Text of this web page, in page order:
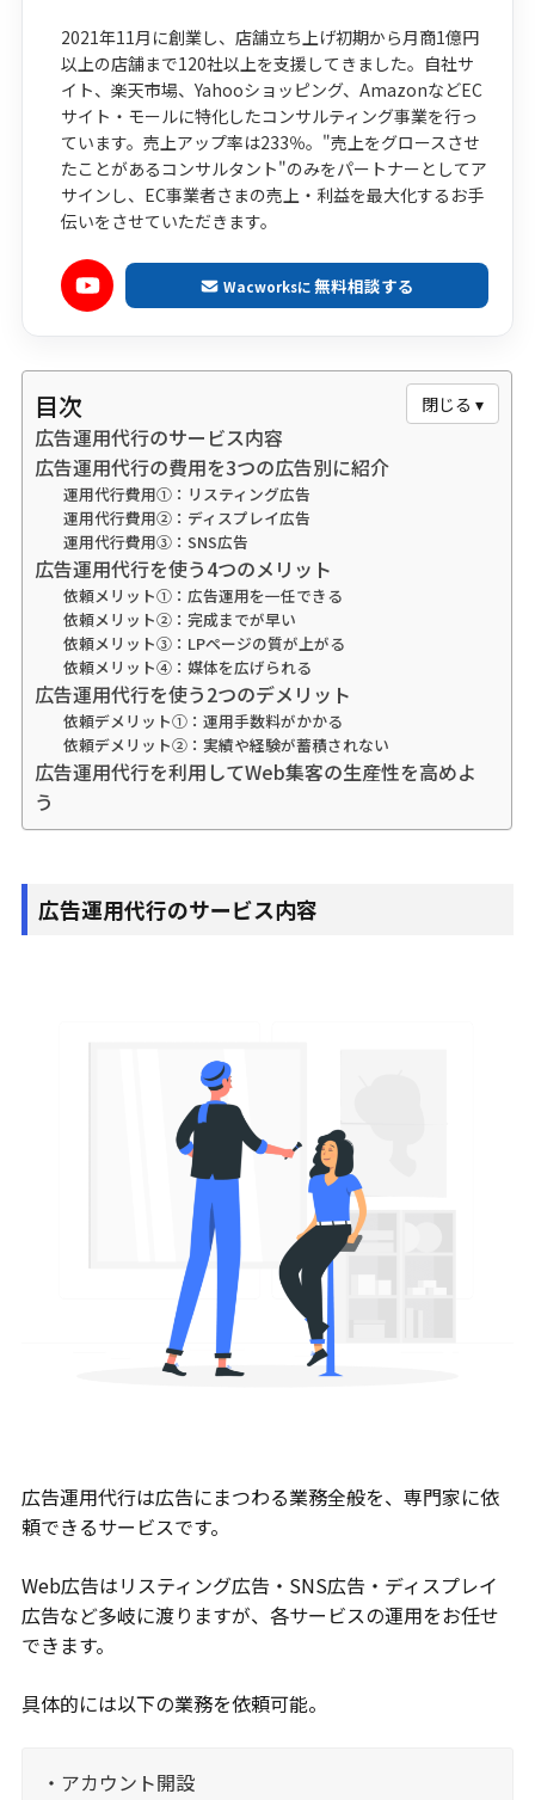
2021年11月に創業し、店舗立ち上げ初期から月商1億円
以上の店舗まで120社以上を支援してきました。自社サ
イト、楽天市場、Yahooショッピング、AmazonなどEC
サイト・モールに特化したコンサルティング事業を行っ
ています。売上アップ率は233％。"売上をグロースさせ
たことがあるコンサルタント"のみをパートナーとしてア
サインし、EC事業者さまの売上・利益を最大化するお手
伝いをさせていただきます。
Wacworksに無料相談する
目次 閉じる ▾
広告運用代行のサービス内容
広告運用代行の費用を3つの広告別に紹介
運用代行費用①：リスティング広告
運用代行費用②：ディスプレイ広告
運用代行費用③：SNS広告
広告運用代行を使う4つのメリット
依頼メリット①：広告運用を一任できる
依頼メリット②：完成までが早い
依頼メリット③：LPページの質が上がる
依頼メリット④：媒体を広げられる
広告運用代行を使う2つのデメリット
依頼デメリット①：運用手数料がかかる
依頼デメリット②：実績や経験が蓄積されない
広告運用代行を利用してWeb集客の生産性を高めよ
う
広告運用代行のサービス内容
広告運用代行は広告にまつわる業務全般を、専門家に依
頼できるサービスです。
Web広告はリスティング広告・SNS広告・ディスプレイ
広告など多岐に渡りますが、各サービスの運用をお任せ
できます。
具体的には以下の業務を依頼可能。
・アカウント開設